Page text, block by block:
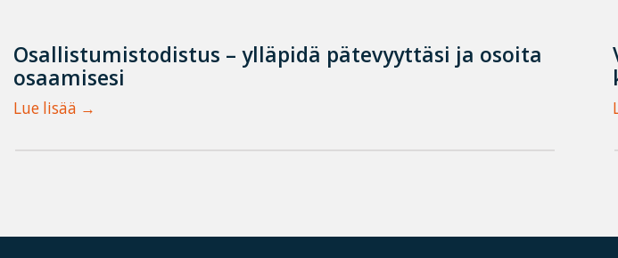
Osallistumistodistus – ylläpidä pätevyyttäsi ja osoita
osaamisesi
Lue lisää